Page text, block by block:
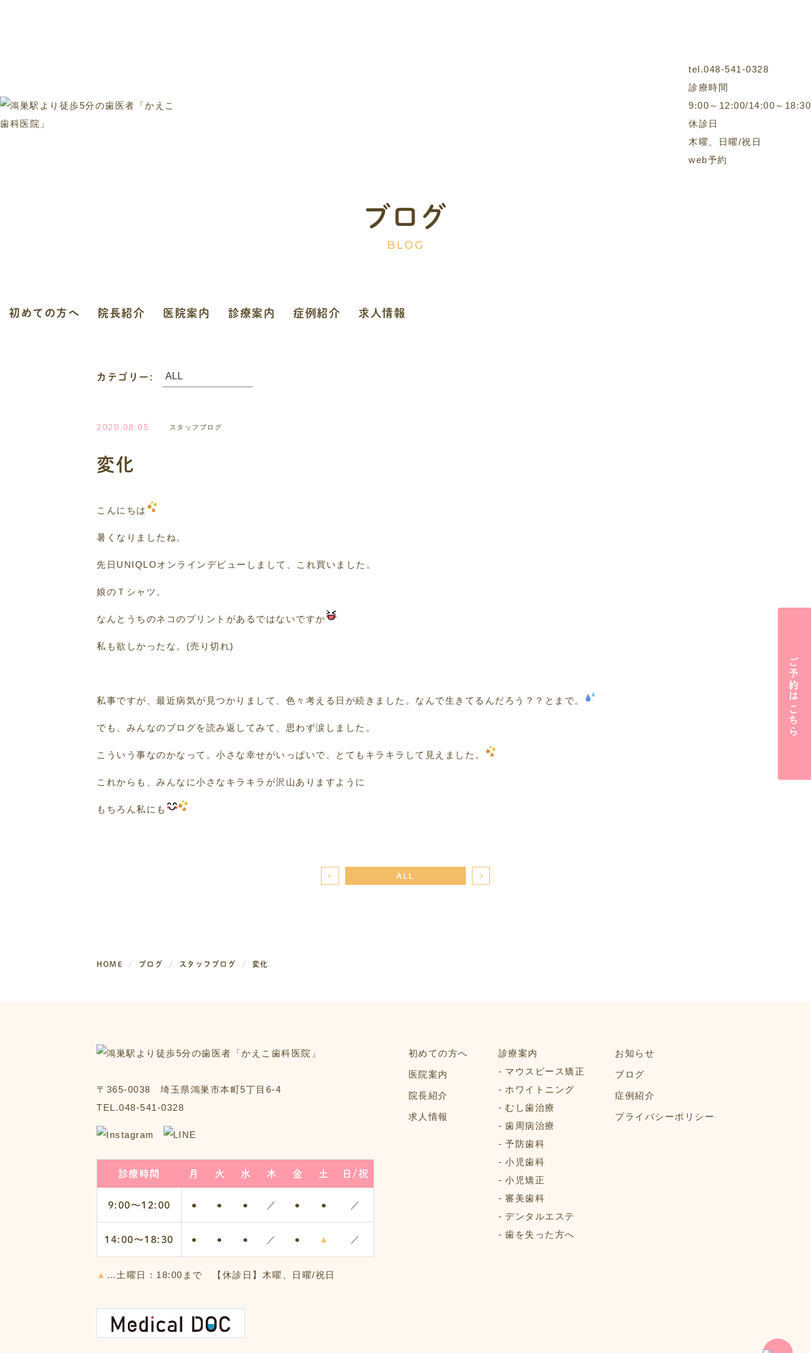
tel.048-541-0328
診療時間
9:00～12:00/14:00～18:30
休診日
木曜、日曜/祝日
web予約
ブログ
BLOG
初めての方へ 院長紹介 医院案内 診療案内 症例紹介 求人情報
カテゴリー:
2020.08.05 スタッフブログ
変化
こんにちは
暑くなりましたね。
先日UNIQLOオンラインデビューしまして、これ買いました。
娘のＴシャツ。
なんとうちのネコのプリントがあるではないですか
私も欲しかったな。(売り切れ)
私事ですが、最近病気が見つかりまして、色々考える日が続きました。なんで生きてるんだろう？？とまで。
でも、みんなのブログを読み返してみて、思わず涙しました。
こういう事なのかなって。小さな幸せがいっぱいで、とてもキラキラして見えました。
これからも、みんなに小さなキラキラが沢山ありますように
もちろん私にも
ALL
HOME ブログ スタッフブログ 変化
〒365-0038 埼玉県鴻巣市本町5丁目6‐4
TEL.048-541-0328
診療時間 月 火 水 木 金 土 日/祝
9:00〜12:00 ● ● ● ／ ● ● ／
14:00〜18:30 ● ● ● ／ ● ▲ ／
▲ …土曜日：18:00まで 【休診日】木曜、日曜/祝日
初めての方へ
医院案内
院長紹介
求人情報
診療案内
マウスピース矯正
ホワイトニング
むし歯治療
歯周病治療
予防歯科
小児歯科
小児矯正
審美歯科
デンタルエステ
歯を失った方へ
お知らせ
ブログ
症例紹介
プライバシーポリシー
ご予約はこちら